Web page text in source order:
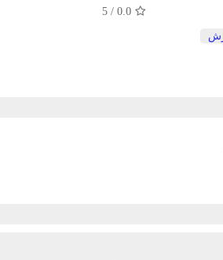
0.0
/
5